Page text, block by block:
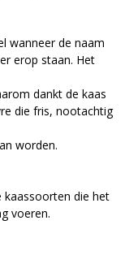
wanneer de naam
erop staan. Het
dankt de kaas
die fris, nootachtig
worden.
kaassoorten die het
voeren.